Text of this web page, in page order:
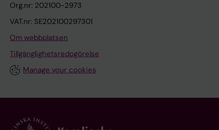
Org.nr: 202100-2973
VAT.nr: SE202100297301
Om webbplatsen
Tillgänglighetsredogörelse
Manage your cookies